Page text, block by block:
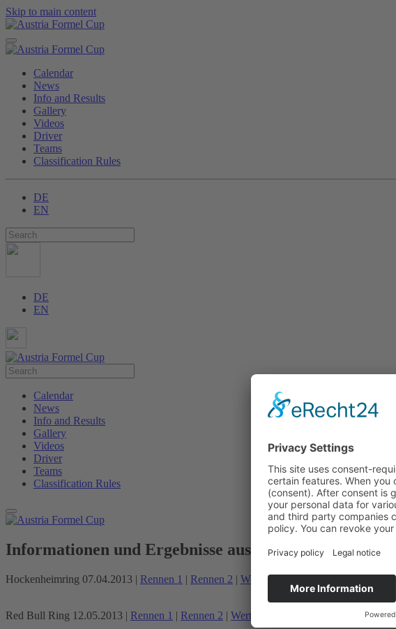
Skip to main content
Calendar
News
Info and Results
Gallery
Videos
Driver
Teams
Classification Rules
DE
EN
DE
EN
Calendar
News
Info and Results
Gallery
Videos
Driver
Teams
Classification Rules
Informationen und Ergebnisse aus 2013
Hockenheimring 07.04.2013 | Rennen 1 | Rennen 2 | Wertung
Red Bull Ring 12.05.2013 | Rennen 1 | Rennen 2 | Wertung